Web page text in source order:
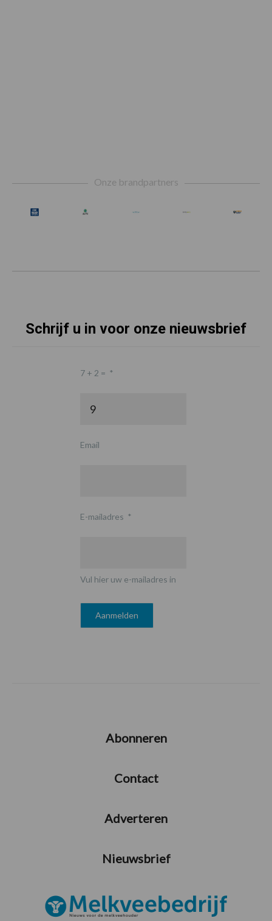
Onze brandpartners
Schrijf u in voor onze nieuwsbrief
7 + 2 = *
Email
E-mailadres *
Vul hier uw e-mailadres in
Abonneren
Contact
Adverteren
Nieuwsbrief